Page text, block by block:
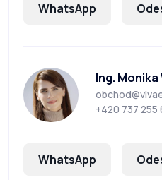
WhatsApp
Ing.
+420 737 255
WhatsApp